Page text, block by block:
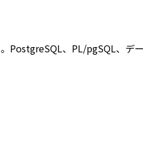
PostgreSQL、PL/pgSQL、デ